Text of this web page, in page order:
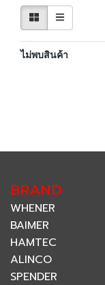
ไม่พบสินค้า
BRAND
WHENER
BAIMER
HAMTEC
ALINCO
SPENDER